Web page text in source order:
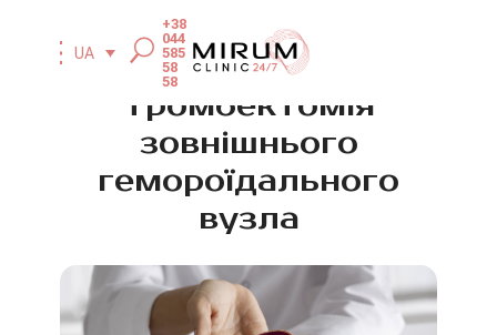
UA
+38
044
585
58
58
Тромбектомія
зовнішнього
гемороїдального
вузла